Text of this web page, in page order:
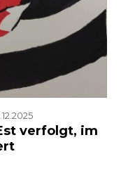
verfolgt, im